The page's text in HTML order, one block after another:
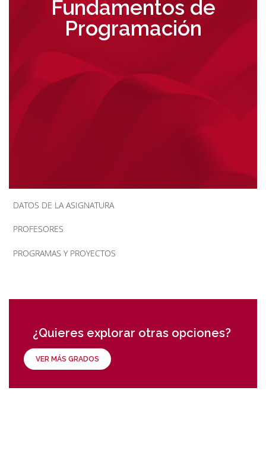
navegación
Fundamentos de
Programación
DATOS DE LA ASIGNATURA
PROFESORES
PROGRAMAS Y PROYECTOS
¿Quieres explorar otras opciones?
VER MÁS GRADOS